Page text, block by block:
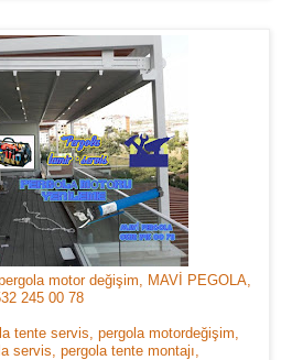
motor değişim, MAVİ PEGOLA,
245 00 78
tente servis, pergola motordeğişim,
servis, pergola tente montajı,